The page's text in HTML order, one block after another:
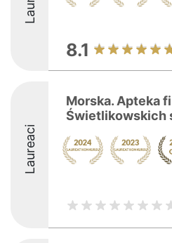
8.1
Laureaci
Morska. Apteka
Świetlikowskich